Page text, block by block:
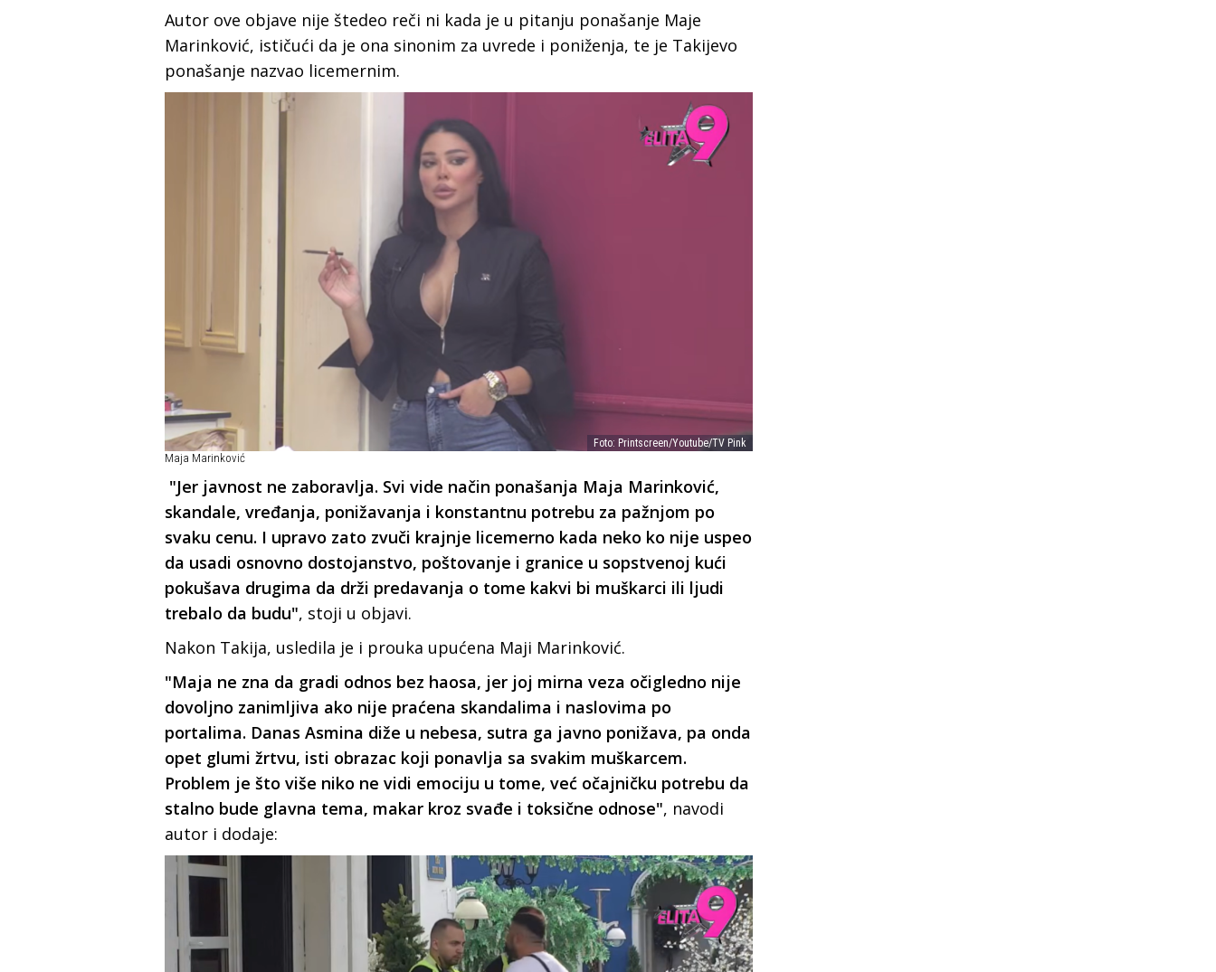
Autor ove objave nije štedeo reči ni kada je u pitanju ponašanje Maje
Marinković, ističući da je ona sinonim za uvrede i poniženja, te je Takijevo
ponašanje nazvao licemernim.
Foto: Printscreen/Youtube/TV Pink
Maja Marinković
"Jer javnost ne zaboravlja. Svi vide način ponašanja Maja Marinković,
skandale, vređanja, ponižavanja i konstantnu potrebu za pažnjom po
svaku cenu. I upravo zato zvuči krajnje licemerno kada neko ko nije uspeo
da usadi osnovno dostojanstvo, poštovanje i granice u sopstvenoj kući
pokušava drugima da drži predavanja o tome kakvi bi muškarci ili ljudi
trebalo da budu", stoji u objavi.
Nakon Takija, usledila je i prouka upućena Maji Marinković.
"Maja ne zna da gradi odnos bez haosa, jer joj mirna veza očigledno nije
dovoljno zanimljiva ako nije praćena skandalima i naslovima po
portalima. Danas Asmina diže u nebesa, sutra ga javno ponižava, pa onda
opet glumi žrtvu, isti obrazac koji ponavlja sa svakim muškarcem.
Problem je što više niko ne vidi emociju u tome, već očajničku potrebu da
stalno bude glavna tema, makar kroz svađe i toksične odnose", navodi
autor i dodaje: